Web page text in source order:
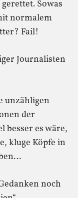
Sowas
normalem
Fail!
Journalisten
unzähligen
der
besser es wäre,
kluge Köpfe in
noch